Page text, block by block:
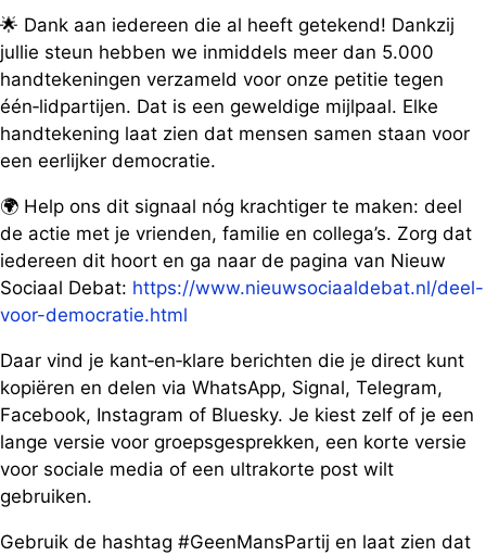
🌟 Dank aan iedereen die al heeft getekend! Dankzij
jullie steun hebben we inmiddels meer dan 5.000
handtekeningen verzameld voor onze petitie tegen
één‑lidpartijen. Dat is een geweldige mijlpaal. Elke
handtekening laat zien dat mensen samen staan voor
een eerlijker democratie.
🌍 Help ons dit signaal nóg krachtiger te maken: deel
de actie met je vrienden, familie en collega’s. Zorg dat
iedereen dit hoort en ga naar de pagina van Nieuw
Sociaal Debat: https://www.nieuwsociaaldebat.nl/deel-
voor-democratie.html
Daar vind je kant‑en‑klare berichten die je direct kunt
kopiëren en delen via WhatsApp, Signal, Telegram,
Facebook, Instagram of Bluesky. Je kiest zelf of je een
lange versie voor groepsgesprekken, een korte versie
voor sociale media of een ultrakorte post wilt
gebruiken.
Gebruik de hashtag #GeenMansPartij en laat zien dat